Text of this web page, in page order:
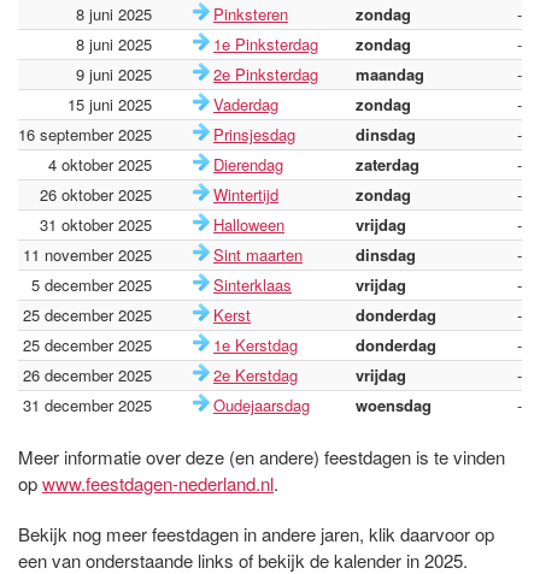
8 juni 2025
Pinksteren zondag
-
8 juni 2025
1e Pinksterdag zondag
-
9 juni 2025
2e Pinksterdag maandag
-
15 juni 2025
Vaderdag zondag
-
16 september 2025
Prinsjesdag dinsdag
-
4 oktober 2025
Dierendag zaterdag
-
26 oktober 2025
Wintertijd zondag
-
31 oktober 2025
Halloween vrijdag
-
11 november 2025
Sint maarten dinsdag
-
5 december 2025
Sinterklaas vrijdag
-
25 december 2025
Kerst donderdag
-
25 december 2025
1e Kerstdag donderdag
-
26 december 2025
2e Kerstdag vrijdag
-
31 december 2025
Oudejaarsdag woensdag -
Meer informatie over deze (en andere) feestdagen is te vinden
opwww.feestdagen-nederland.nl.
Bekijk nog meer feestdagen in andere jaren, klik daarvoor op
een van onderstaande links of bekijk de kalender in 2025.